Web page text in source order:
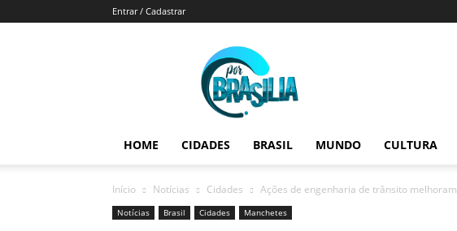
Entrar / Cadastrar
Por
Brasília
HOME CIDADES BRASIL MUNDO CULTURA
Início Notícias Cidades Ações de engenharia de trânsito
Notícias Brasil Cidades Manchetes